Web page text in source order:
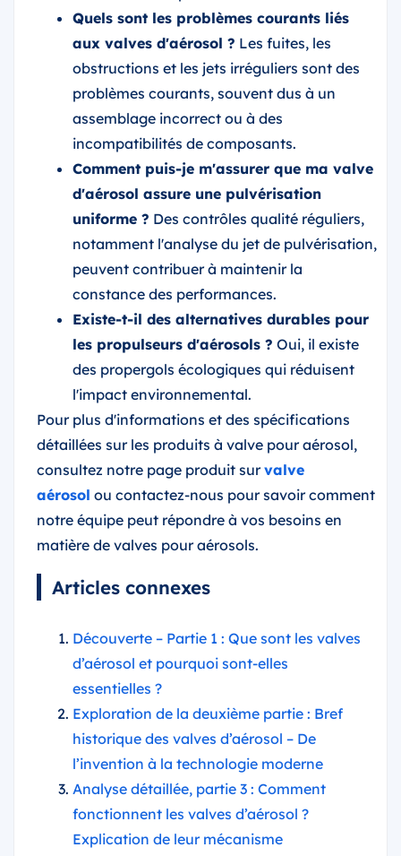
Quels sont les problèmes courants liés
aux valves d'aérosol ? Les fuites, les
obstructions et les jets irréguliers sont des
problèmes courants, souvent dus à un
assemblage incorrect ou à des
incompatibilités de composants.
Comment puis-je m'assurer que ma valve
d'aérosol assure une pulvérisation
uniforme ? Des contrôles qualité réguliers,
notamment l'analyse du jet de pulvérisation,
peuvent contribuer à maintenir la
constance des performances.
Existe-t-il des alternatives durables pour
les propulseurs d'aérosols ? Oui, il existe
des propergols écologiques qui réduisent
l'impact environnemental.
Pour plus d'informations et des spécifications
détaillées sur les produits à valve pour aérosol,
consultez notre page produit survalve
aérosol ou contactez-nous pour savoir comment
notre équipe peut répondre à vos besoins en
matière de valves pour aérosols.
Articles connexes
Découverte – Partie 1 : Que sont les valves
d’aérosol et pourquoi sont-elles
essentielles ?
Exploration de la deuxième partie : Bref
historique des valves d’aérosol – De
l’invention à la technologie moderne
Analyse détaillée, partie 3 : Comment
fonctionnent les valves d’aérosol ?
Explication de leur mécanisme